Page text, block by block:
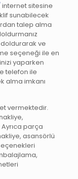
internet sitesine
sunabilecek
talep alma
ve
seçeneği ile en
yaparken
telefon ile
alma imkanı
vermektedir.
parça
asansörlü